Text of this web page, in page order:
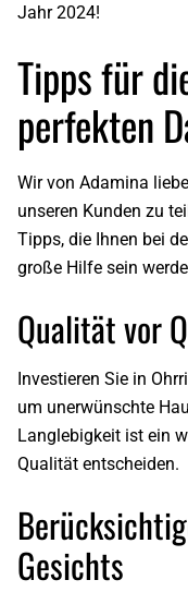
Jahr 2024!
Tipps für
perfekten
Wir von Adamina
unseren Kunden zu
Tipps, die Ihnen bei
große Hilfe sein
Qualität vor
Investieren Sie in
um unerwünschte
Langlebigkeit ist ein
Qualität entscheiden.
Gesichts